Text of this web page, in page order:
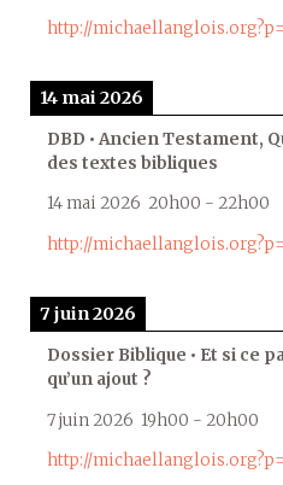
http://
14 mai 2026
DBD • Ancien Testament,
des textes bibliques
14 mai 2026 20h00 - 22h00
http://
7 juin 2026
Dossier Biblique • Et si ce
qu’un ajout ?
7 juin 2026 19h00 - 20h00
http://